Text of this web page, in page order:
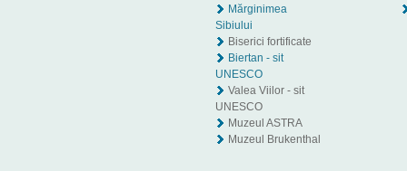
Mărginimea
Sibiului
Biserici fortificate
Biertan - sit
UNESCO
Valea Viilor - sit
UNESCO
Muzeul ASTRA
Muzeul Brukenthal